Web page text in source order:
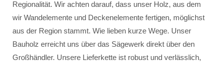
Regionalität. Wir achten darauf, dass unser Holz, aus dem
wir Wandelemente und Deckenelemente fertigen, möglichst
aus der Region stammt. Wie lieben kurze Wege. Unser
Bauholz erreicht uns über das Sägewerk direkt über den
Großhändler. Unsere Lieferkette ist robust und verlässlich,